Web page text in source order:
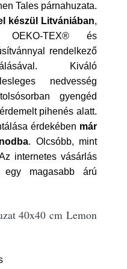
Tales párnahuzata.
készül Litvániában,
OEKO-TEX® és
rendelkező
Kiváló
nedvesség
gyengéd
pihenés alatt.
érdekében már
. Olcsóbb, mint
internetes vásárlás
egy magasabb árú
40x40 cm Lemon